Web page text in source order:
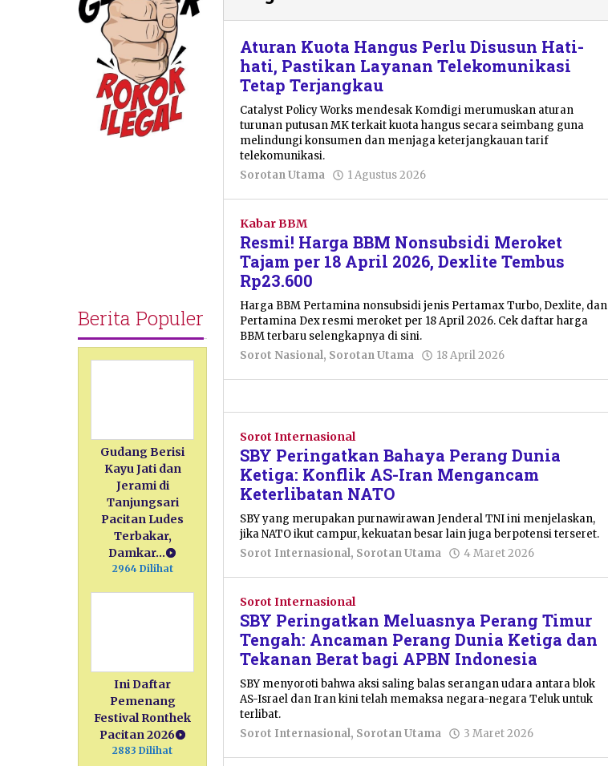
Berita Populer
Gudang Berisi
Kayu Jati dan
Jerami di
Tanjungsari
Pacitan Ludes
Terbakar,
Damkar…
2964 Dilihat
Ini Daftar
Pemenang
Festival Ronthek
Pacitan 2026
2883 Dilihat
Aturan Kuota Hangus Perlu Disusun Hati-
hati, Pastikan Layanan Telekomunikasi
Tetap Terjangkau
Catalyst Policy Works mendesak Komdigi merumuskan aturan
turunan putusan MK terkait kuota hangus secara seimbang guna
melindungi konsumen dan menjaga keterjangkauan tarif
telekomunikasi.
Sorotan Utama
1 Agustus 2026
Kabar BBM
Resmi! Harga BBM Nonsubsidi Meroket
Tajam per 18 April 2026, Dexlite Tembus
Rp23.600
Harga BBM Pertamina nonsubsidi jenis Pertamax Turbo, Dexlite, dan
Pertamina Dex resmi meroket per 18 April 2026. Cek daftar harga
BBM terbaru selengkapnya di sini.
Sorot Nasional, Sorotan Utama 18 April 2026
Primanto
Sorot Internasional
SBY Peringatkan Bahaya Perang Dunia
Ketiga: Konflik AS-Iran Mengancam
Keterlibatan NATO
SBY yang merupakan purnawirawan Jenderal TNI ini menjelaskan,
jika NATO ikut campur, kekuatan besar lain juga berpotensi terseret.
Sorot Internasional, Sorotan Utama 4 Maret 2026
Sorot Internasional
SBY Peringatkan Meluasnya Perang Timur
Tengah: Ancaman Perang Dunia Ketiga dan
Tekanan Berat bagi APBN Indonesia
SBY menyoroti bahwa aksi saling balas serangan udara antara blok
AS-Israel dan Iran kini telah memaksa negara-negara Teluk untuk
terlibat.
Sorot Internasional, Sorotan Utama 3 Maret 2026